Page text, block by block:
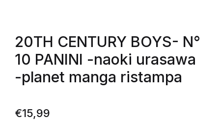
20TH CENTURY BOYS- N°
10 PANINI -naoki urasawa
-planet manga ristampa
€15,99